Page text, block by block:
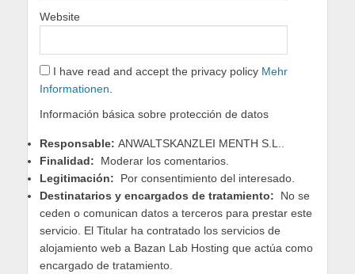
Website
I have read and accept the privacy policy Mehr
Informationen
Información básica sobre protección de datos
Responsable: ANWALTSKANZLEI MENTH S.L..
Finalidad: Moderar los comentarios.
Legitimación: Por consentimiento del interesado.
Destinatarios y encargados de tratamiento: No se
ceden o comunican datos a terceros para prestar este
servicio. El Titular ha contratado los servicios de
alojamiento web a Bazan Lab Hosting que actúa como
encargado de tratamiento.